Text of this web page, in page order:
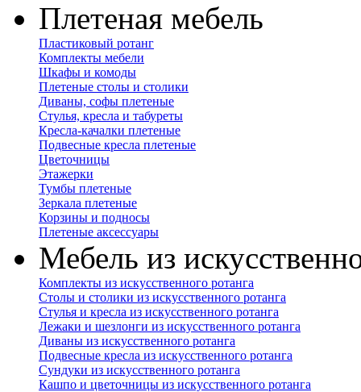
Плетеная мебель
Пластиковый ротанг
Комплекты мебели
Шкафы и комоды
Плетеные столы и столики
Диваны, софы плетеные
Стулья, кресла и табуреты
Кресла-качалки плетеные
Подвесные кресла плетеные
Цветочницы
Этажерки
Тумбы плетеные
Зеркала плетеные
Корзины и подносы
Плетеные аксессуары
Мебель из
Комплекты из искусственного ротанга
Столы и столики из искусственного ротанга
Стулья и кресла из искусственного ротанга
Лежаки и шезлонги из искусственного ротанга
Диваны из искусственного ротанга
Подвесные кресла из искусственного ротанга
Сундуки из искусственного ротанга
Кашпо и цветочницы из искусственного ротанга